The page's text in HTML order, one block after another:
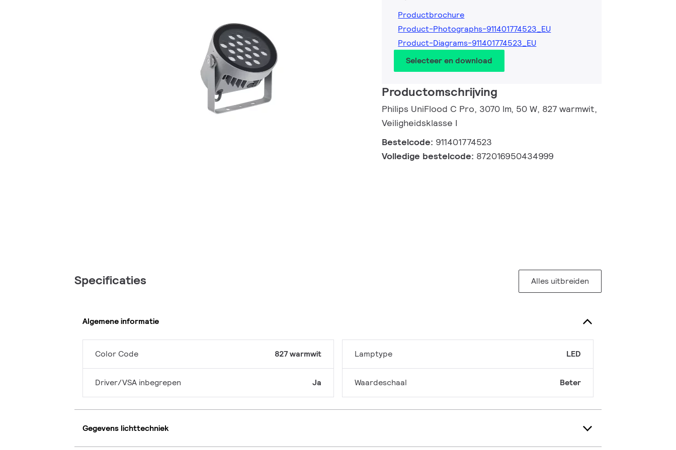
Productbrochure
Product-Photographs-911401774523_EU
Product-Diagrams-911401774523_EU
Selecteer en download
Productomschrijving
Philips UniFlood C Pro, 3070 lm, 50 W, 827 warmwit,
Veiligheidsklasse I
Bestelcode: 911401774523
Volledige bestelcode: 872016950434999
Specificaties Alles uitbreiden
Algemene informatie
Color Code 827 warmwit
Driver/VSA inbegrepen Ja
Lamptype LED
Waardeschaal Beter
Gegevens lichttechniek